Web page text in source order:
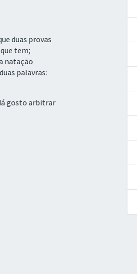
duas provas
tem;
natação
palavras:
gosto arbitrar